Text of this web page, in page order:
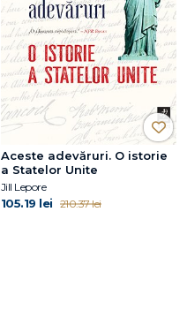
Aceste adevăruri. O istorie
a Statelor Unite
Jill Lepore
105.19 lei 210.37 lei